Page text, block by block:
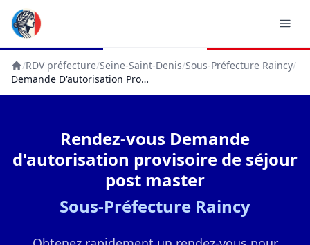
Accueil
/RDV préfecture/Seine-Saint-Denis/Sous-Préfecture Raincy/
Demande D'autorisation Provisoire De Séjour Post Master
Rendez-vous Demande
d'autorisation provisoire de séjour
post master
Sous-Préfecture Raincy